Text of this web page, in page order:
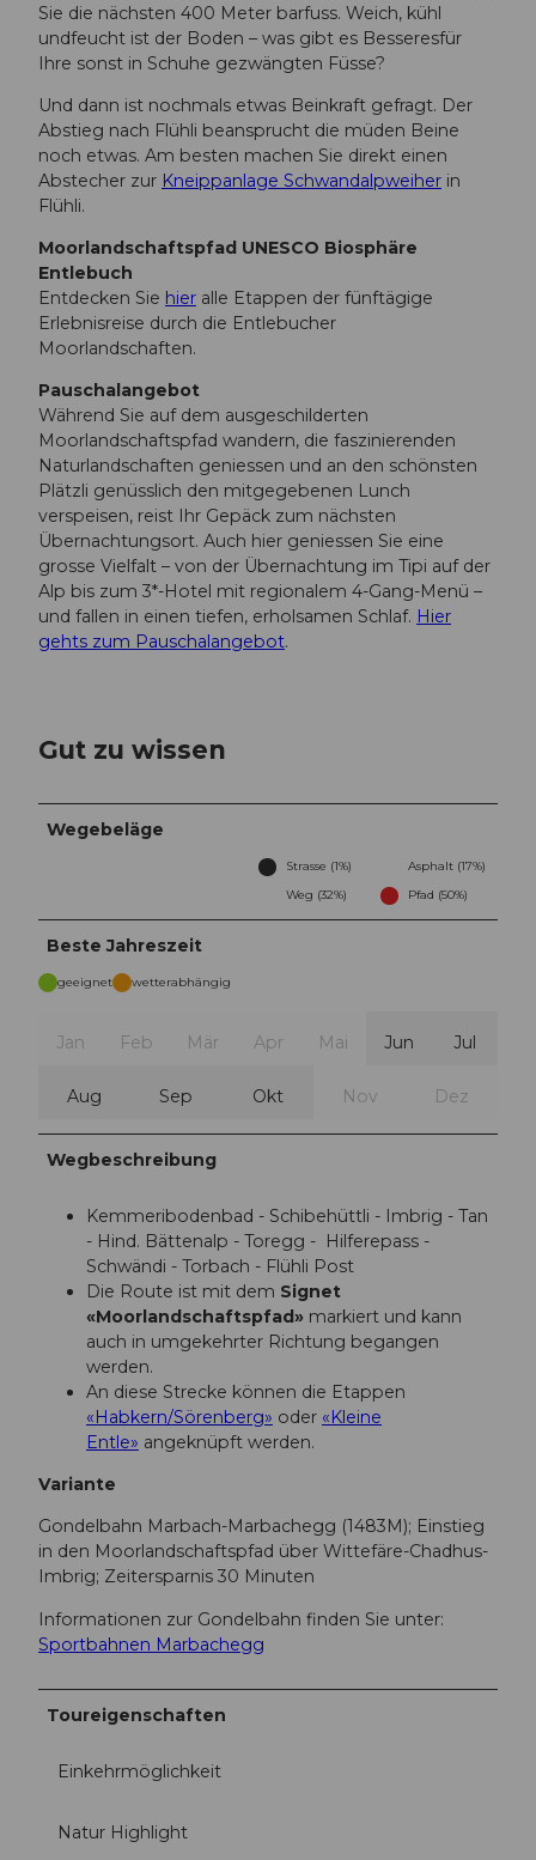
Sie die nächsten 400 Meter barfuss. Weich, kühl
undfeucht ist der Boden – was gibt es Besseresfür
Ihre sonst in Schuhe gezwängten Füsse?
Und dann ist nochmals etwas Beinkraft gefragt. Der
Abstieg nach Flühli beansprucht die müden Beine
noch etwas. Am besten machen Sie direkt einen
Abstecher zur Kneippanlage Schwandalpweiher in
Flühli.
Moorlandschaftspfad UNESCO Biosphäre
Entlebuch
Entdecken Sie hier alle Etappen der fünftägige
Erlebnisreise durch die Entlebucher
Moorlandschaften.
Pauschalangebot
Während Sie auf dem ausgeschilderten
Moorlandschaftspfad wandern, die faszinierenden
Naturlandschaften geniessen und an den schönsten
Plätzli genüsslich den mitgegebenen Lunch
verspeisen, reist Ihr Gepäck zum nächsten
Übernachtungsort. Auch hier geniessen Sie eine
grosse Vielfalt – von der Übernachtung im Tipi auf der
Alp bis zum 3*-Hotel mit regionalem 4-Gang-Menü –
und fallen in einen tiefen, erholsamen Schlaf. Hier
gehts zum Pauschalangebot.
Gut zu wissen
Wegebeläge
Strasse (1%)
Asphalt (17%)
Weg (32%)
Pfad (50%)
Beste Jahreszeit
geeignet wetterabhängig
Jan Feb Mär Apr Mai Jun Jul
Aug Sep Okt Nov Dez
Wegbeschreibung
Kemmeribodenbad - Schibehüttli - Imbrig - Tan
- Hind. Bättenalp - Toregg - Hilferepass -
Schwändi - Torbach - Flühli Post
Die Route ist mit dem Signet
«Moorlandschaftspfad» markiert und kann
auch in umgekehrter Richtung begangen
werden.
An diese Strecke können die Etappen
«Habkern/Sörenberg» oder «Kleine
Entle» angeknüpft werden.
Variante
Gondelbahn Marbach-Marbachegg (1483M); Einstieg
in den Moorlandschaftspfad über Wittefäre-Chadhus-
Imbrig; Zeitersparnis 30 Minuten
Informationen zur Gondelbahn finden Sie unter:
Sportbahnen Marbachegg
Toureigenschaften
Einkehrmöglichkeit
Natur Highlight